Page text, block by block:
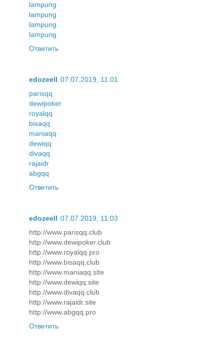
lampung
lampung
lampung
lampung
Ответить
edozeell 07.07.2019, 11:01
parisqq
dewipoker
royalqq
bisaqq
maniaqq
dewiqq
divaqq
rajaidr
abgqq
Ответить
edozeell 07.07.2019, 11:03
http://www.parisqq.club
http://www.dewipoker.club
http://www.royalqq.pro
http://www.bisaqq.club
http://www.maniaqq.site
http://www.dewiqq.site
http://www.divaqq.club
http://www.rajaidr.site
http://www.abgqq.pro
Ответить